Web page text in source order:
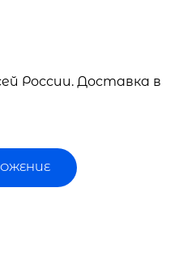
России. Доставка в